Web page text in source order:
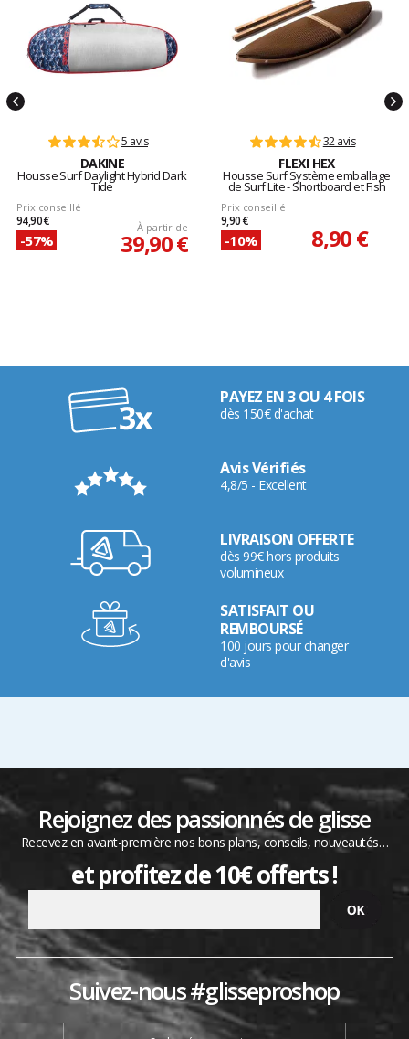
5 avis
DAKINE
Housse Surf Daylight Hybrid Dark
Tide
Prix conseillé
94,90 €
-57%
À partir de
39,90 €
32 avis
FLEXI HEX
Housse Surf Système emballage
de Surf Lite - Shortboard et Fish
Prix conseillé
9,90 €
-10% 8,90 €
PAYEZ EN 3 OU 4 FOIS
dès 150€ d'achat
Avis Vérifiés
4,8/5 - Excellent
LIVRAISON OFFERTE
dès 99€ hors produits
volumineux
SATISFAIT OU
REMBOURSÉ
100 jours pour changer
d'avis
Rejoignez des passionnés de glisse
Recevez en avant-première nos bons plans, conseils, nouveautés…
et profitez de 10€ offerts !
Suivez-nous #glisseproshop